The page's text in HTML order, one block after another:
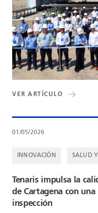
VER ARTÍCULO
01/05/2026
INNOVACIÓN SALUD
Tenaris impulsa la
de Cartagena con
inspección